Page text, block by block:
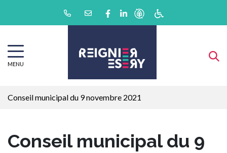
Lien vers le compte Facebook
Lien vers le compte Linkedin
MENU
Conseil municipal du 9 novembre 2021
Conseil municipal du 9